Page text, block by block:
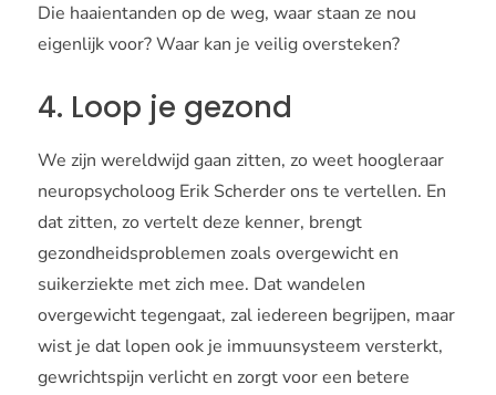
Die haaientanden op de weg, waar staan ze nou
eigenlijk voor? Waar kan je veilig oversteken?
4. Loop je gezond
We zijn wereldwijd gaan zitten, zo weet hoogleraar
neuropsycholoog Erik Scherder ons te vertellen. En
dat zitten, zo vertelt deze kenner, brengt
gezondheidsproblemen zoals overgewicht en
suikerziekte met zich mee. Dat wandelen
overgewicht tegengaat, zal iedereen begrijpen, maar
wist je dat lopen ook je immuunsysteem versterkt,
gewrichtspijn verlicht en zorgt voor een betere